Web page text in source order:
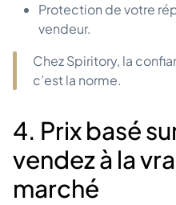
Protection de votre
vendeur.
Chez Spiritory, la
c’est la norme.
4. Prix basé
vendez à la
marché